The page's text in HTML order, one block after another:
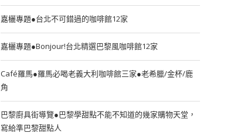
嘉欐專題●台北不可錯過的咖啡館12家
嘉欐專題●Bonjour!台北精選巴黎風咖啡館12家
Café羅馬●羅馬必喝老義大利咖啡館三家●老希臘/金杯/鹿
角
巴黎廚具街導覽●巴黎學甜點不能不知道的幾家購物天堂，
寫給準巴黎甜點人